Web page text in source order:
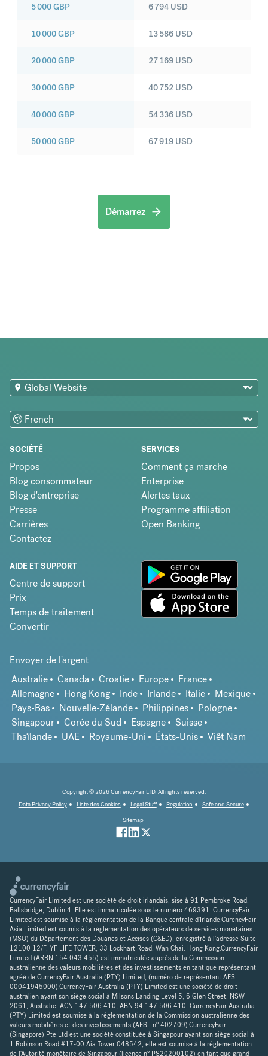
5 000GBP
10 000GBP
20 000GBP
30 000GBP
40 000GBP
50 000GBP
6 794 USD
13 586 USD
27 169 USD
40 752 USD
54 336 USD
67 919 USD
Démarrez
SOCIÉTÉ
Propos
Blog consommateur
Blog d'entreprise
Presse
Carrières
Contactez
SERVICES
Comment ça marche
Enterprise
Alertes taux
Programme affiliation
Open Banking
AIDE ET SUPPORT
Centre de support
Prix
Temps de traitement
Convertir
Envoyer de l'argent
Australie
Canada Croatie Europe
France
Allemagne
Hong Kong Inde Irlande Italie
Mexique
Pays-Bas
Nouvelle-Zélande Philippines
Pologne
Singapour
Corée du Sud Espagne
Suisse
Thaïlande
UAE Royaume-Uni États-Unis Viêt Nam
Copyright © 2026 CurrencyFair LTD. All rights reserved.
Data Privacy Policy
Liste des Cookies Legal Stuff Regulation
Safe and Secure
Sitemap
CurrencyFair Limited est une société de droit irlandais, sise à 91 Pembroke Road,
Ballsbridge, Dublin 4. Elle est immatriculée sous le numéro 469391. CurrencyFair
Limited est soumise à la réglementation de la Banque centrale d'Irlande.CurencyFair
Asia Limited est soumis à la réglementation des opérateurs de services monétaires
(MSO) du Département des Douanes et Accises (C&ED), enregistré à l'adresse Suite
12100 12/F, YF LIFE TOWER, 33 Lockhart Road, Wan Chai. Hong Kong.CurrencyFair
Limited (ARBN 154 043 455) est immatriculée auprès de la Commission
australienne des valeurs mobilières et des investissements en tant que représentant
agréé de CurrencyFair Australia (PTY) Limited, (numéro de représentant AFS
00041945000).CurrencyFair Australia (PTY) Limited est une société de droit
australien ayant son siège social à Milsons Landing Level 5, 6 Glen Street, NSW
2061, Australie. ACN 147 506 410, ABN 94 147 506 410. CurrencyFair Australia
(PTY) Limited est soumise à la réglementation de la Commission australienne des
valeurs mobilières et des investissements (AFSL n° 402709).CurrencyFair
(Singapore) Pte Ltd est une société constituée à Singapour ayant son siège social à
1 Robinson Road #17-00 Aia Tower 048542, elle est soumise à la réglementation
de l'Autorité monétaire de Singapour (licence n° PS20200102) en tant que grand